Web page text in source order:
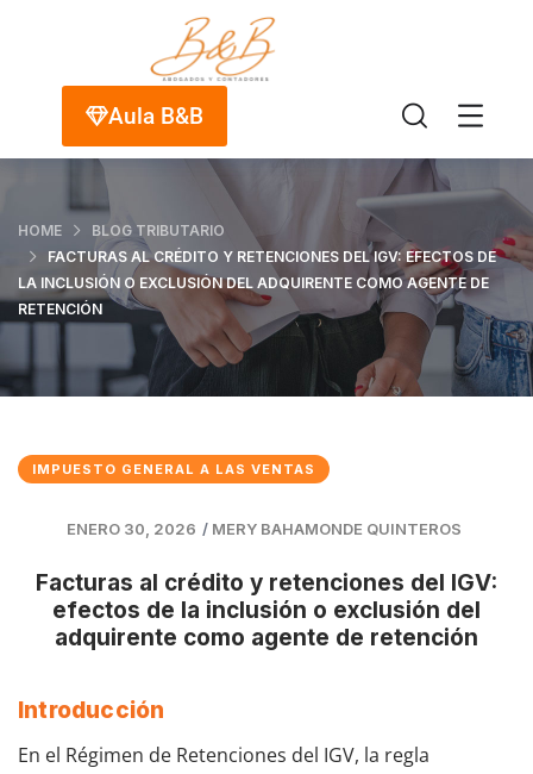
Aula B&B
HOME
BLOG TRIBUTARIO
FACTURAS AL CRÉDITO Y RETENCIONES DEL IGV: EFECTOS DE
LA INCLUSIÓN O EXCLUSIÓN DEL ADQUIRENTE COMO AGENTE DE
RETENCIÓN
IMPUESTO GENERAL A LAS VENTAS
ENERO 30, 2026 / MERY BAHAMONDE QUINTEROS
Facturas al crédito y retenciones del IGV:
efectos de la inclusión o exclusión del
adquirente como agente de retención
Introducción
En el Régimen de Retenciones del IGV, la regla